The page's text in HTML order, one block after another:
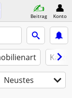
Beitrag Konto
Neustes